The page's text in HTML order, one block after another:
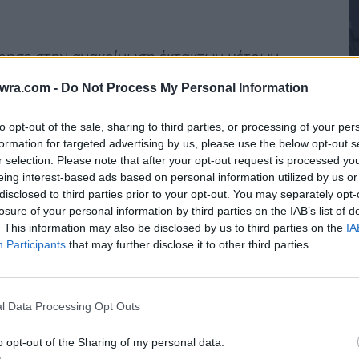
- Do Not Process My Personal Information
opt-out of the sale, sharing to third parties, or processing of your
for targeted advertising by us, please use the below opt-out
selection. Please note that after your opt-out request is processed
interest-based ads based on personal information utilized by us
to third parties prior to your opt-out. You may separately
of your personal information by third parties on the IAB’s list of
This information may also be disclosed by us to third parties on the
Participants that may further disclose it to other third parties.
Data Processing Opt Outs
opt-out of the Sharing of my personal data.
στην ανακοίνωση έκτακτων μέτρων
στις υπαίθριες δραστηριότητες και τη
υποχρεωτική διακοπή εργασιών σε
της ημέρας, τηλεργασία για ευάλωτες ομάδες